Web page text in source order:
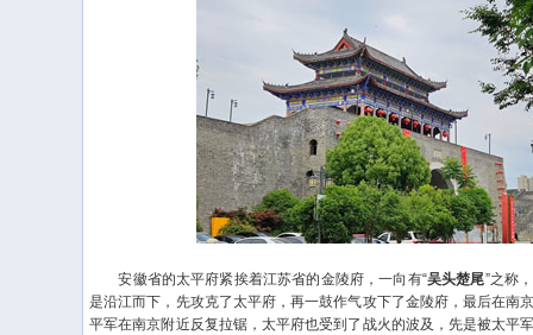
安徽省的太平府紧挨着江苏省的金陵府，一向有“吴头楚尾”之称
是沿江而下，先攻克了太平府，再一鼓作气攻下了金陵府，最后在南
平军在南京附近反复拉锯，太平府也受到了战火的波及，先是被太平